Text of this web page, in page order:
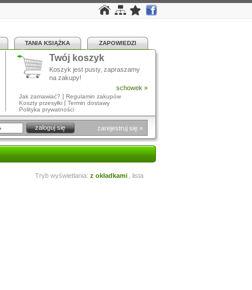
TANIA KSIĄŻKA ZAPOWIEDZI
Twój koszyk
Koszyk jest pusty, zapraszamy
na zakupy!
schowek »
Jak zamawiać? | Regulamin zakupów
Koszty przesyłki | Termin dostawy
Polityka prywatności
zarejestruj się »
Tryb wyświetlania: z okładkami lista